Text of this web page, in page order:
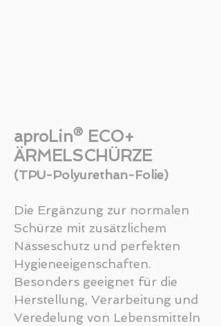
aproLin® ECO+
ÄRMELSCHÜRZE
(TPU-Polyurethan-Folie)
Die Ergänzung zur normalen
Schürze mit zusätzlichem
Nässeschutz und perfekten
Hygieneeigenschaften.
Besonders geeignet für die
Herstellung, Verarbeitung und
Veredelung von Lebensmitteln